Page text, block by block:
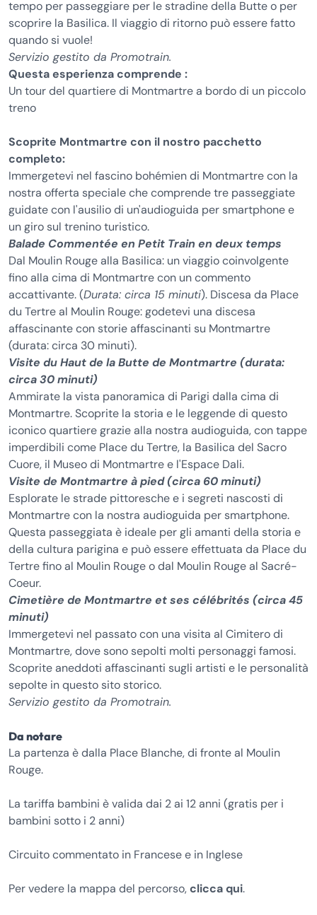
tempo per passeggiare per le stradine della Butte o per
scoprire la Basilica. Il viaggio di ritorno può essere fatto
quando si vuole!
Servizio gestito da Promotrain.
Questa esperienza comprende :
Un tour del quartiere di Montmartre a bordo di un piccolo
treno
Scoprite Montmartre con il nostro pacchetto
completo:
Immergetevi nel fascino bohémien di Montmartre con la
nostra offerta speciale che comprende tre passeggiate
guidate con l'ausilio di un'audioguida per smartphone e
un giro sul trenino turistico.
Balade Commentée en Petit Train en deux temps
Dal Moulin Rouge alla Basilica: un viaggio coinvolgente
fino alla cima di Montmartre con un commento
accattivante. (Durata: circa 15 minuti). Discesa da Place
du Tertre al Moulin Rouge: godetevi una discesa
affascinante con storie affascinanti su Montmartre
(durata: circa 30 minuti).
Visite du Haut de la Butte de Montmartre (durata:
circa 30 minuti)
Ammirate la vista panoramica di Parigi dalla cima di
Montmartre. Scoprite la storia e le leggende di questo
iconico quartiere grazie alla nostra audioguida, con tappe
imperdibili come Place du Tertre, la Basilica del Sacro
Cuore, il Museo di Montmartre e l'Espace Dali.
Visite de Montmartre à pied (circa 60 minuti)
Esplorate le strade pittoresche e i segreti nascosti di
Montmartre con la nostra audioguida per smartphone.
Questa passeggiata è ideale per gli amanti della storia e
della cultura parigina e può essere effettuata da Place du
Tertre fino al Moulin Rouge o dal Moulin Rouge al Sacré-
Coeur.
Cimetière de Montmartre et ses célébrités (circa 45
minuti)
Immergetevi nel passato con una visita al Cimitero di
Montmartre, dove sono sepolti molti personaggi famosi.
Scoprite aneddoti affascinanti sugli artisti e le personalità
sepolte in questo sito storico.
Servizio gestito da Promotrain.
Da notare
La partenza è dalla Place Blanche, di fronte al Moulin
Rouge.
La tariffa bambini è valida dai 2 ai 12 anni (gratis per i
bambini sotto i 2 anni)
Circuito commentato in Francese e in Inglese
Per vedere la mappa del percorso,clicca qui.